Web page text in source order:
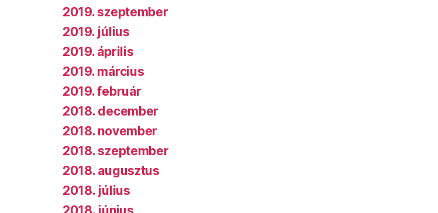
2019. szeptember
2019. július
2019. április
2019. március
2019. február
2018. december
2018. november
2018. szeptember
2018. augusztus
2018. július